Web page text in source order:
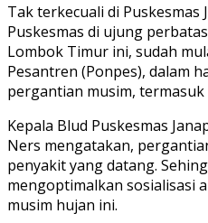
Tak terkecuali di Puskesmas
Puskesmas di ujung
Lombok Timur ini, sudah
Pesantren (Ponpes), dalam
pergantian musim,
Kepala Blud Puskesmas
Ners mengatakan,
penyakit yang datang.
mengoptimalkan sosialisasi
musim hujan ini.